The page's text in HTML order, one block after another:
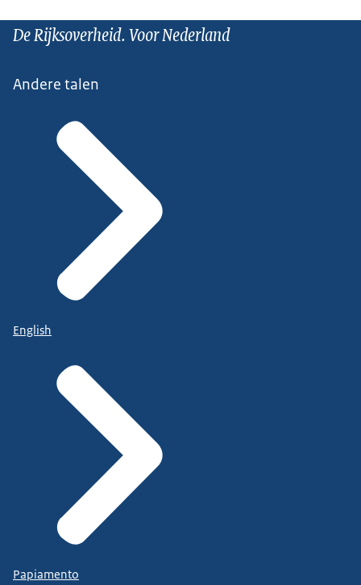
De Rijksoverheid. Voor Nederland
Andere talen
English
Papiamento